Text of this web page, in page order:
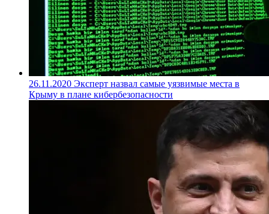
26.11.2020 Эксперт назвал самые уязвимые места в
Крыму в плане кибербезопасности